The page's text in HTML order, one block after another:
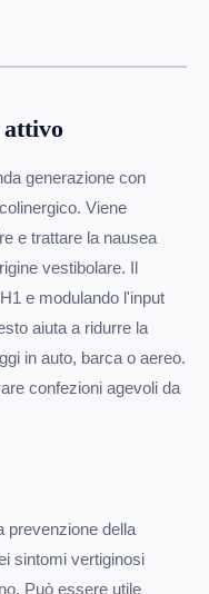
generazione con
Viene
e trattare la nausea
vestibolare. Il
e modulando l'input
aiuta a ridurre la
in auto, barca o aereo.
confezioni agevoli da
prevenzione della
sintomi vertiginosi
Può essere utile